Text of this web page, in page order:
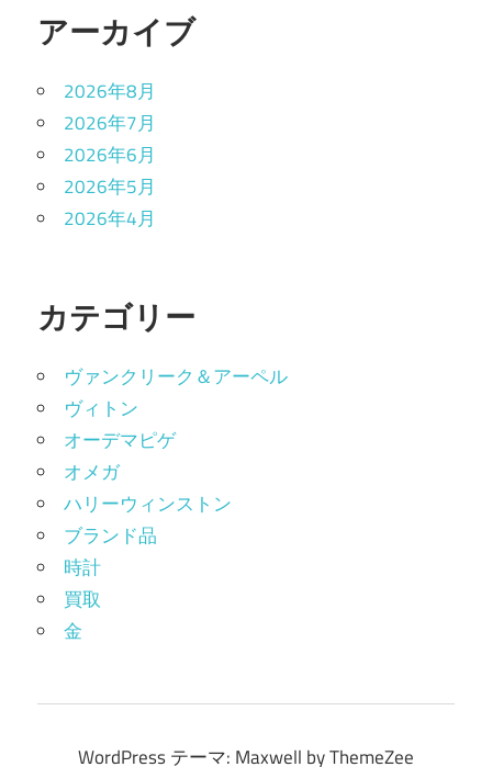
アーカイブ
2026年8月
2026年7月
2026年6月
2026年5月
2026年4月
カテゴリー
ヴァンクリーク＆アーペル
ヴィトン
オーデマピゲ
オメガ
ハリーウィンストン
ブランド品
時計
買取
金
WordPress テーマ: Maxwell by ThemeZee